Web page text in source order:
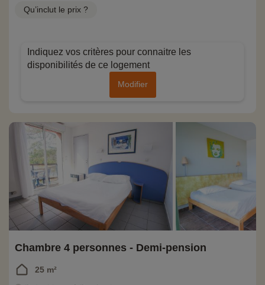
Qu’inclut le prix ?
Indiquez vos critères pour connaitre les
disponibilités de ce logement
Modifier
Chambre 4 personnes - Demi-pension
25 m²